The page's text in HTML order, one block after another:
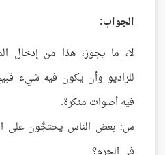
الجواب:
لا، ما يجوز، هذا من إدخال
للراديو وأن يكون فيه شيء
فيه أصوات منكرة.
س: بعض الناس يحتجُّون على